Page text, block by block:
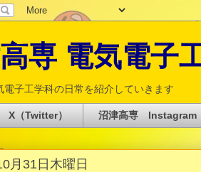
専 電気電子
電子工学科の日常を紹介していきます
X（Twitter） 沼津高専 Instagram
月31日木曜日